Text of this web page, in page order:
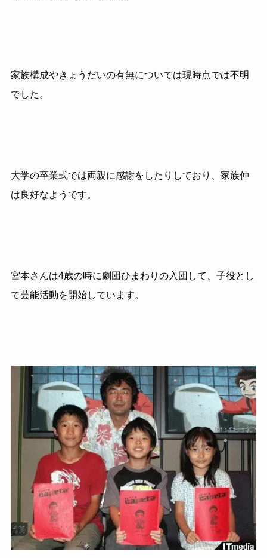
家族構成やきょうだいの有無については現時点では不明
でした。
大学の卒業式では両親に感謝をしたりしており、家族仲
は良好なようです。
宮本さんは4歳の時に劇団ひまわりの入団して、子役とし
て芸能活動を開始しています。